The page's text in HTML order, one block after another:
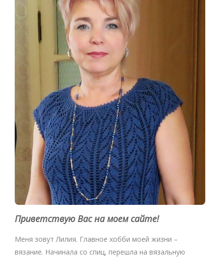
Приветствую Вас на моем сайте!
Меня зовут Лилия. Главное хобби моей жизни –
вязание. Начинала со спиц, перешла на вязальную